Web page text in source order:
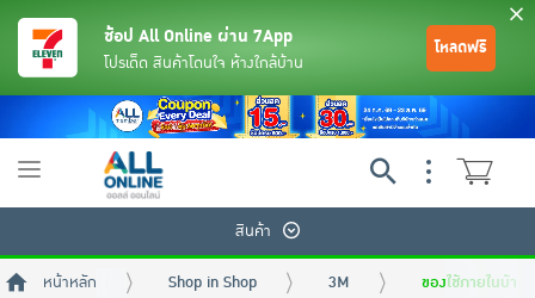
ช้อป All Online ผ่าน 7App
โปรเด็ด สินค้าโดนใจ ห้างใกล้บ้าน
โหลดฟรี
Toggle
สินค้า
หน้าหลัก Shop in Shop 3M ของใช้ภายในบ้าน